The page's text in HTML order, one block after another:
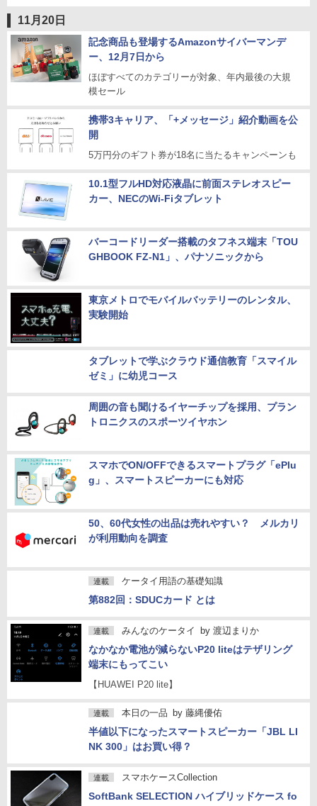
11月20日
記念商品も登場するAmazonサイバーマンデ
ー、12月7日から
ほぼすべてのカテゴリーが対象、年内最後の大規
模セール
携帯3キャリア、「+メッセージ」紹介動画を公
開
5万円分のギフト券が18名に当たるキャンペーンも
10.1型フルHD対応液晶に前面ステレオスピー
カー、NECのWi-Fiタブレット
バーコードリーダー搭載のタフネス端末「TOU
GHBOOK FZ-N1」、パナソニックから
東京メトロでモバイルバッテリーのレンタル、
実験開始
タブレットで学ぶクラウド通信教育「スマイル
ゼミ」に幼児コース
周囲の音も聞けるイヤーチップを採用、プラン
トロニクスのスポーツイヤホン
スマホでON/OFFできるスマートプラグ「ePlu
g」、スマートスピーカーにも対応
50、60代女性の出品は売れやすい？ メルカリ
が利用動向を調査
連載 ケータイ用語の基礎知識
第882回：SDUCカード とは
連載 みんなのケータイ by 渡辺まりか
なかなか電池が減らないP20 liteはテザリング
端末にもってこい
連載 本日の一品 by 藤縄優佑
半値以下になったスマートスピーカー「JBL LI
連載 スマホケースCollection